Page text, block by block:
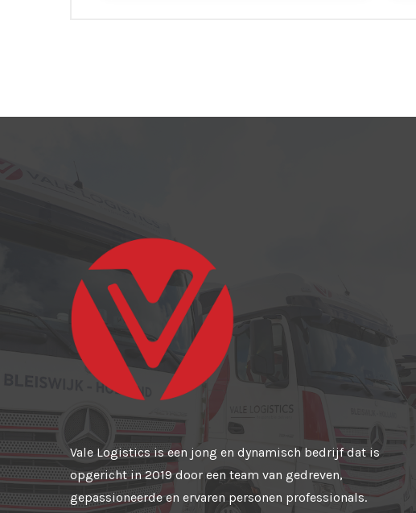
Vale Logistics is een jong en dynamisch bedrijf dat is
opgericht in 2019 door een team van gedreven,
gepassioneerde en ervaren personen professionals.